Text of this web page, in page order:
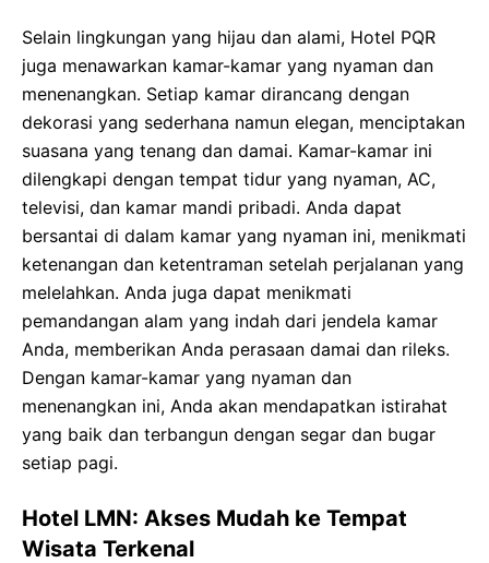
Selain lingkungan yang hijau dan alami, Hotel PQR
juga menawarkan kamar-kamar yang nyaman dan
menenangkan. Setiap kamar dirancang dengan
dekorasi yang sederhana namun elegan, menciptakan
suasana yang tenang dan damai. Kamar-kamar ini
dilengkapi dengan tempat tidur yang nyaman, AC,
televisi, dan kamar mandi pribadi. Anda dapat
bersantai di dalam kamar yang nyaman ini, menikmati
ketenangan dan ketentraman setelah perjalanan yang
melelahkan. Anda juga dapat menikmati
pemandangan alam yang indah dari jendela kamar
Anda, memberikan Anda perasaan damai dan rileks.
Dengan kamar-kamar yang nyaman dan
menenangkan ini, Anda akan mendapatkan istirahat
yang baik dan terbangun dengan segar dan bugar
setiap pagi.
Hotel LMN: Akses Mudah ke Tempat
Wisata Terkenal